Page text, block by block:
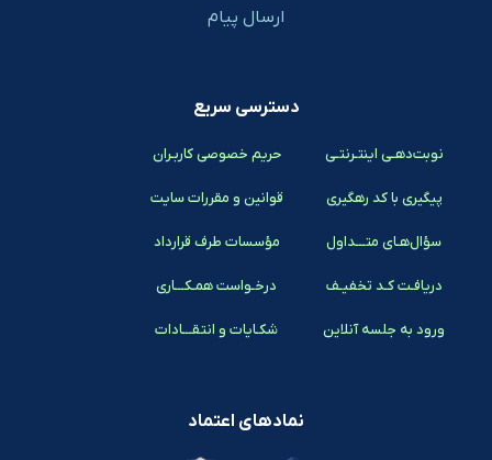
ارسال پیام
دسترسی سریع
نوبت‌دهـی اینتـرنتـی
پیگیری با کد رهگیری
سؤال‌هـای متـــداول
دریافـت کـد تخفیـف
ورود به جلسه آنلاین
حریم خصوصی کاربـران
قوانین و مقررات سایت
مؤسسات طرف قرارداد
درخـواست همـکـــاری
شکـایات و انتقـــادات
نمادهای اعتماد